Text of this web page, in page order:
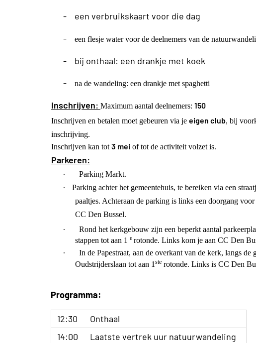
- een verbruikskaart voor die dag
- een flesje water voor de deelnemers van de
- bij onthaal: een drankje met koek
- na de wandeling: een drankje met spaghetti
Inschrijven: Maximum aantal deelnemers: 150
Inschrijven en betalen moet gebeuren via je eigen club, bij
inschrijving.
Inschrijven kan tot 3 mei of tot de activiteit volzet is.
Parkeren:
·
Parking Markt.
·
Parking achter het gemeentehuis, te bereiken via een
paaltjes. Achteraan de parking is links een doorgang
CC Den Bussel.
·
Rond het kerkgebouw zijn een beperkt aantal
stappen tot aan 1 e rotonde. Links kom je aan CC Den
·
In de Papestraat, aan de overkant van de kerk, langs
Oudstrijderslaan tot aan 1 sterotonde. Links is CC Den
Programma:
12:30
Onthaal
14:00
Laatste vertrek uur natuurwandeling